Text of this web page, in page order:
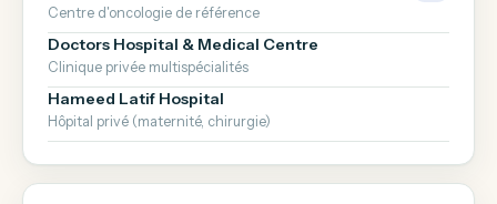
Centre d'oncologie de référence
Doctors Hospital & Medical Centre
Clinique privée multispécialités
Hameed Latif Hospital
Hôpital privé (maternité, chirurgie)